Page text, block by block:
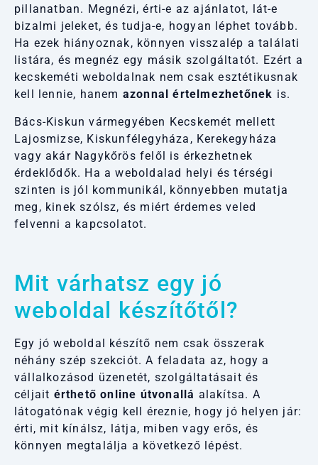
pillanatban. Megnézi, érti-e az ajánlatot, lát-e
bizalmi jeleket, és tudja-e, hogyan léphet tovább.
Ha ezek hiányoznak, könnyen visszalép a találati
listára, és megnéz egy másik szolgáltatót. Ezért a
kecskeméti weboldalnak nem csak esztétikusnak
kell lennie, hanem azonnal értelmezhetőnek is.
Bács-Kiskun vármegyében Kecskemét mellett
Lajosmizse, Kiskunfélegyháza, Kerekegyháza
vagy akár Nagykőrös felől is érkezhetnek
érdeklődők. Ha a weboldalad helyi és térségi
szinten is jól kommunikál, könnyebben mutatja
meg, kinek szólsz, és miért érdemes veled
felvenni a kapcsolatot.
Mit várhatsz egy jó
weboldal készítőtől?
Egy jó weboldal készítő nem csak összerak
néhány szép szekciót. A feladata az, hogy a
vállalkozásod üzenetét, szolgáltatásait és
céljait érthető online útvonallá alakítsa. A
látogatónak végig kell éreznie, hogy jó helyen jár:
érti, mit kínálsz, látja, miben vagy erős, és
könnyen megtalálja a következő lépést.